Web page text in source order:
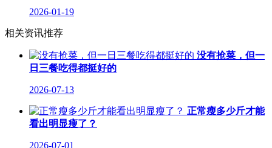
2026-01-19
相关资讯推荐
没有抢菜，但一
日三餐吃得都挺好的
2026-07-13
正常瘦多少斤才能
看出明显瘦了？
2026-07-01